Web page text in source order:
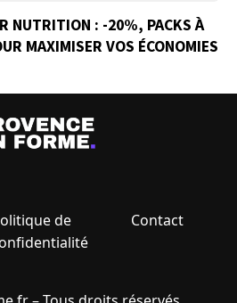
NUTRITION : -20%, PACKS À
MAXIMISER VOS ÉCONOMIES
de
Contact